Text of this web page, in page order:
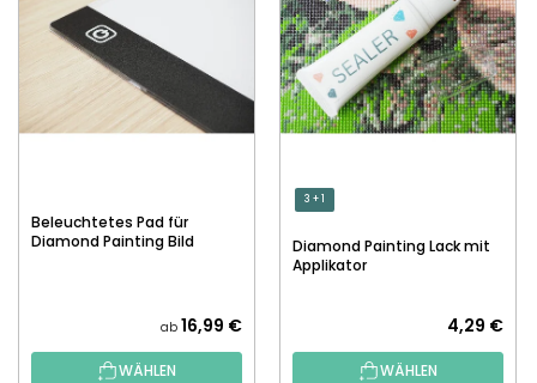
Beleuchtetes Pad für
Diamond Painting Bild
ab 16,99 €
WÄHLEN
3 + 1
Diamond Painting Lack mit
Applikator
4,29 €
WÄHLEN